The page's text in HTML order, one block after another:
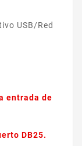
USB/Red
entrada de
DB25.